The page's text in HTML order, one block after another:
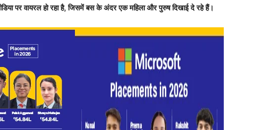
पर वायरल हो रहा है, जिसमें बस के अंदर एक महिला और पुरुष दिखाई दे रहे हैं।